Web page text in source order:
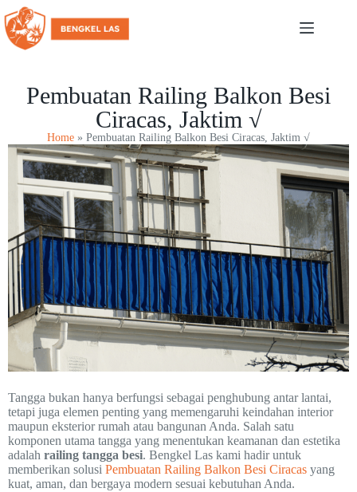
Pembuatan Railing Balkon Besi
Ciracas, Jaktim √
Home » Pembuatan Railing Balkon Besi Ciracas, Jaktim √
Tangga bukan hanya berfungsi sebagai penghubung antar lantai,
tetapi juga elemen penting yang memengaruhi keindahan interior
maupun eksterior rumah atau bangunan Anda. Salah satu
komponen utama tangga yang menentukan keamanan dan estetika
adalah railing tangga besi. Bengkel Las kami hadir untuk
memberikan solusi Pembuatan Railing Balkon Besi Ciracas yang
kuat, aman, dan bergaya modern sesuai kebutuhan Anda.